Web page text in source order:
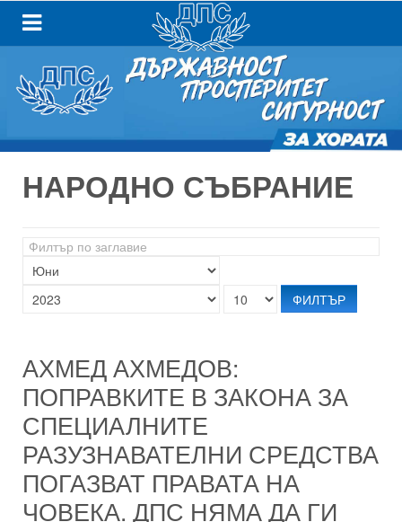
НАРОДНО СЪБРАНИЕ
Филтър
по
заглавие
ФИЛТЪР
АХМЕД АХМЕДОВ:
ПОПРАВКИТЕ В ЗАКОНА ЗА
СПЕЦИАЛНИТЕ
РАЗУЗНАВАТЕЛНИ СРЕДСТВА
ПОГАЗВАТ ПРАВАТА НА
ЧОВЕКА. ДПС НЯМА ДА ГИ